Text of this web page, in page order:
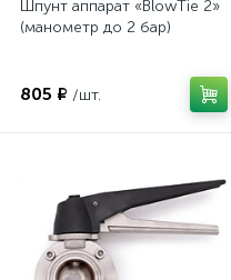
Шпунт аппарат «BlowTie 2»
(манометр до 2 бар)
805 ₽ /шт.